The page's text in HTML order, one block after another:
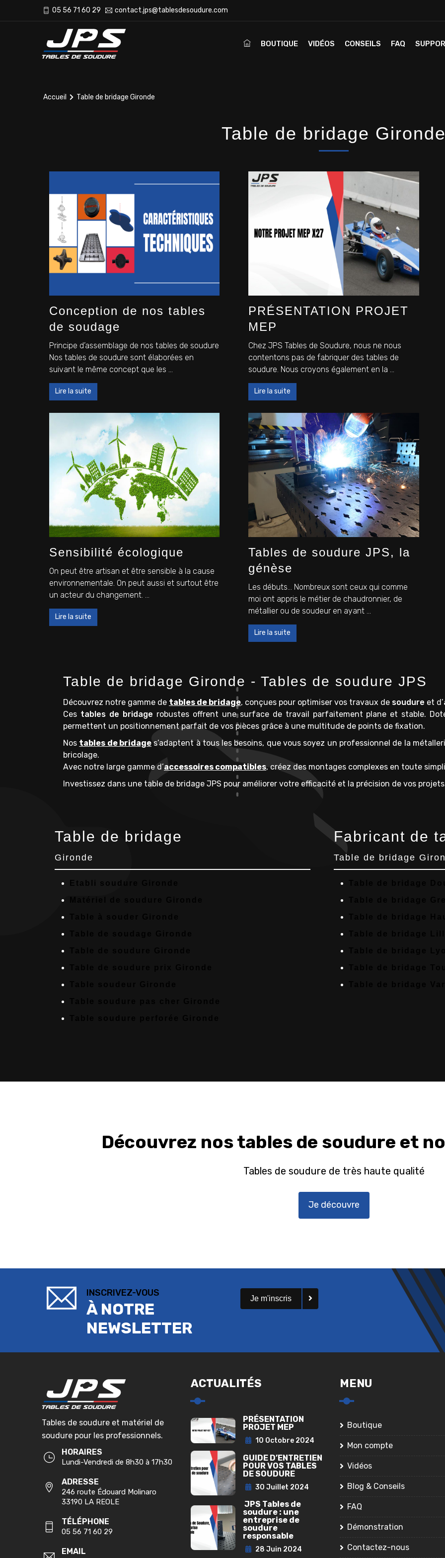
05 56 71 60 29 contact.jps@tablesdesoudure.com
BOUTIQUE VIDÉOS CONSEILS FAQ
Accueil Table de bridage Gironde
Table de bridage Gironde
Conception de nos tables
de soudage
Principe d’assemblage de nos tables de soudure
Nos tables de soudure sont élaborées en
suivant le même concept que les ...
Lire la suite
PRÉSENTATION PROJET
MEP
Chez JPS Tables de Soudure, nous ne nous
contentons pas de fabriquer des tables de
soudure. Nous croyons également en la ...
Lire la suite
Sensibilité écologique
On peut être artisan et être sensible à la cause
environnementale. On peut aussi et surtout être
un acteur du changement. ...
Lire la suite
Tables de soudure JPS, la
génèse
Les débuts… Nombreux sont ceux qui comme
moi ont appris le métier de chaudronnier, de
métallier ou de soudeur en ayant ...
Lire la suite
Table de bridage Gironde - Tables de soudure JPS
Découvrez notre gamme de tables de bridage, conçues pour optimiser vos travaux de soudure et d’
Ces tables de bridage robustes offrent une surface de travail parfaitement plane et stable.
permettent un positionnement parfait de vos pièces grâce à une multitude de points de fixation.
Nos tables de bridages’adaptent à tous les besoins, que vous soyez un professionnel de la
bricolage.
Avec notre large gamme d’accessoires compatibles, créez des montages complexes en toute
Investissez dans une table de bridage JPS pour améliorer votre efficacité et la précision de vos
Table de bridage
Gironde
Fabricant de
Table de bridage
Découvrez nos tables de soudure et
Tables de soudure de très haute qualité
Je découvre
INSCRIVEZ-VOUS
À NOTRE
NEWSLETTER
Je m'inscris
Tables de soudure et matériel de
soudure pour les professionnels.
HORAIRES
Lundi-Vendredi de 8h30 à 17h30
ADRESSE
246 route Édouard Molinaro
33190 LA REOLE
TÉLÉPHONE
05 56 71 60 29
EMAIL
ACTUALITÉS
PRÉSENTATION
PROJET MEP
10 Octobre 2024
GUIDE D’ENTRETIEN
POUR VOS TABLES
DE SOUDURE
30 Juillet 2024
JPS Tables de
soudure : une
entreprise de
soudure
responsable
28 Juin 2024
MENU
Boutique
Mon compte
Vidéos
Blog & Conseils
FAQ
Démonstration
Contactez-nous